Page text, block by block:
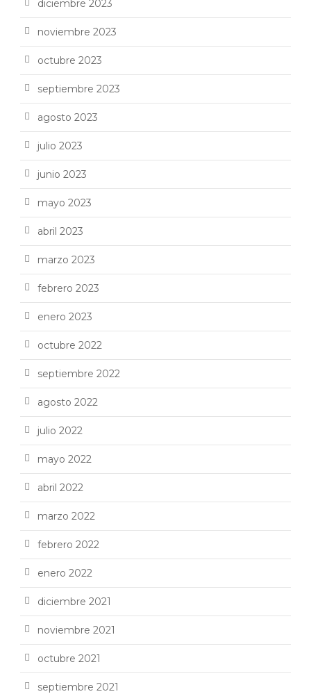
diciembre 2023
noviembre 2023
octubre 2023
septiembre 2023
agosto 2023
julio 2023
junio 2023
mayo 2023
abril 2023
marzo 2023
febrero 2023
enero 2023
octubre 2022
septiembre 2022
agosto 2022
julio 2022
mayo 2022
abril 2022
marzo 2022
febrero 2022
enero 2022
diciembre 2021
noviembre 2021
octubre 2021
septiembre 2021